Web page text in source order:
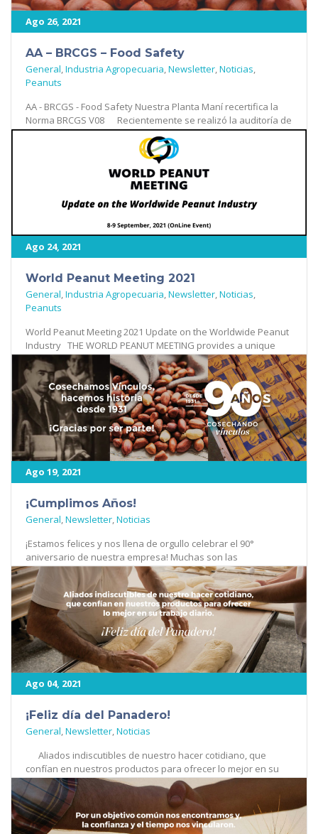
Ago 26, 2021
AA – BRCGS – Food Safety
General Industria Agropecuaria Newsletter Noticias
Peanuts
AA - BRCGS - Food Safety Nuestra Planta Maní recertifica la
Norma BRCGS V08 Recientemente se realizó la auditoría de
[...]
439
Ago 24, 2021
World Peanut Meeting 2021
General Industria Agropecuaria Newsletter Noticias
Peanuts
World Peanut Meeting 2021 Update on the Worldwide Peanut
Industry THE WORLD PEANUT MEETING provides a unique
opportunity to get [...]
422
Ago 19, 2021
¡Cumplimos Años!
General Newsletter Noticias
¡Estamos felices y nos llena de orgullo celebrar el 90°
aniversario de nuestra empresa! Muchas son las
experiencias vividas y las ganas [...]
382
Ago 04, 2021
¡Feliz día del Panadero!
General Newsletter Noticias
Aliados indiscutibles de nuestro hacer cotidiano, que
confían en nuestros productos para ofrecer lo mejor en su
[...]
375